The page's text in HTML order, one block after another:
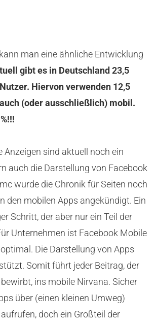
man eine ähnliche Entwicklung
gibt es in Deutschland 23,5
Hiervon verwenden 12,5
(oder ausschließlich) mobil.
Anzeigen sind aktuell noch ein
auch die Darstellung von Facebook
wurde die Chronik für Seiten noch
den mobilen Apps angekündigt. Ein
Schritt, der aber nur ein Teil der
Unternehmen ist Facebook Mobile
Die Darstellung von Apps
Somit führt jeder Beitrag, der
ins mobile Nirvana. Sicher
über (einen kleinen Umweg)
doch ein Großteil der